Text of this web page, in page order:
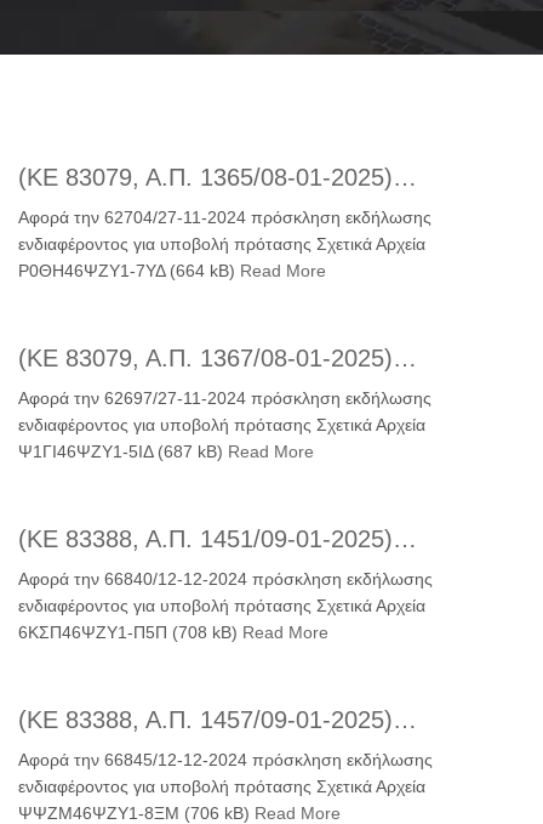
(ΚΕ 83079, Α.Π. 1365/08-01-2025)…
Αφορά την 62704/27-11-2024 πρόσκληση εκδήλωσης
ενδιαφέροντος για υποβολή πρότασης Σχετικά Αρχεία
Ρ0ΘΗ46ΨΖΥ1-7ΥΔ (664 kB) Read More
(ΚΕ 83079, Α.Π. 1367/08-01-2025)…
Αφορά την 62697/27-11-2024 πρόσκληση εκδήλωσης
ενδιαφέροντος για υποβολή πρότασης Σχετικά Αρχεία
Ψ1ΓΙ46ΨΖΥ1-5ΙΔ (687 kB) Read More
(ΚΕ 83388, Α.Π. 1451/09-01-2025)…
Αφορά την 66840/12-12-2024 πρόσκληση εκδήλωσης
ενδιαφέροντος για υποβολή πρότασης Σχετικά Αρχεία
6ΚΣΠ46ΨΖΥ1-Π5Π (708 kB) Read More
(ΚΕ 83388, Α.Π. 1457/09-01-2025)…
Αφορά την 66845/12-12-2024 πρόσκληση εκδήλωσης
ενδιαφέροντος για υποβολή πρότασης Σχετικά Αρχεία
ΨΨΖΜ46ΨΖΥ1-8ΞΜ (706 kB) Read More